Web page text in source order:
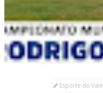
Esporte do Vale